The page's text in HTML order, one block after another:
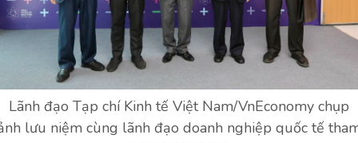
Lãnh đạo Tạp chí Kinh tế Việt Nam/VnEconomy chụp
lưu niệm cùng lãnh đạo doanh nghiệp quốc tế